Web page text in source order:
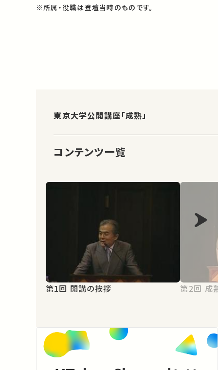
※所属・役職は登壇当時のものです。
東京大学公開講座「成熟」
コンテンツ一覧
第1回 開講の挨拶 第2